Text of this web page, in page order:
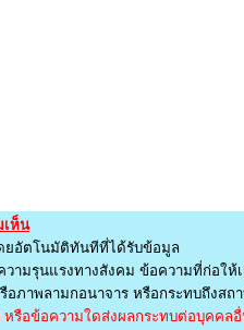
เห็น
ยอัตโนมัติทันทีที่ได้รับข้อมูล
ามรุนแรงทางสังคม ข้อความที่ก่อให้
ภาพลามกอนาจาร หรือกระทบถึงสถ
รือข้อความใดส่งผลกระทบต่อบุคคล